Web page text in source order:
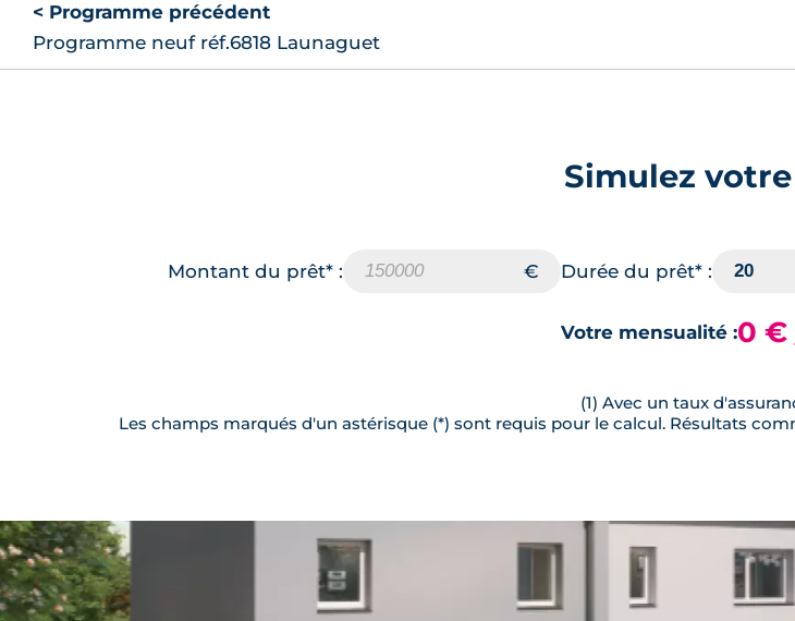
< Programme précédent
Programme neuf réf.6818 Launaguet
Simulez
Montant du prêt* : Durée du prêt* :
Votre mensualité :0 €
(1) Avec un taux
Les champs marqués d'un astérisque (*) sont requis pour le calcul. Résultats